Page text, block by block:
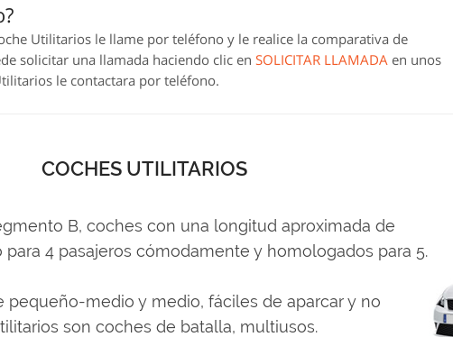
Utilitarios le llame por teléfono y le realice la comparativa de
solicitar una llamada haciendo clic en SOLICITAR LLAMADA en unos
le contactara por teléfono.
COCHES UTILITARIOS
B, coches con una longitud aproximada de
4 pasajeros cómodamente y homologados para 5.
medio y medio, fáciles de aparcar y no
son coches de batalla, multiusos.